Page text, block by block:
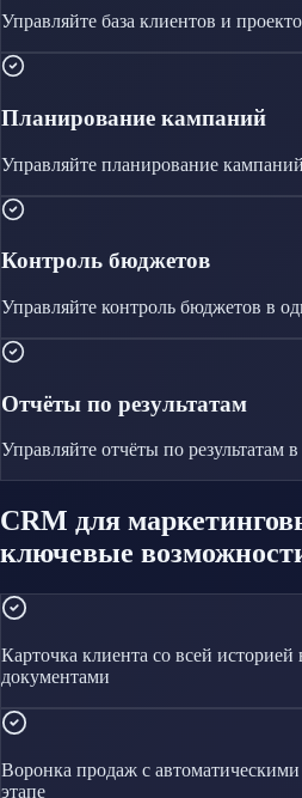
Управляйте база клиентов и
Планирование кампаний
Управляйте планирование кампаний
Контроль бюджетов
Управляйте контроль бюджетов в
Отчёты по результатам
Управляйте отчёты по результатам в
CRM для
ключевые
Карточка клиента со всей историей
документами
Воронка продаж с
этапе